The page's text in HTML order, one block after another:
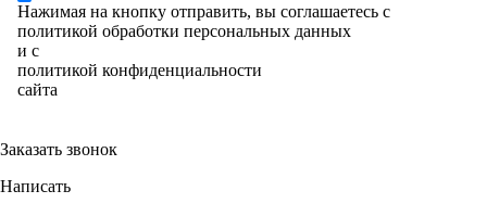
Нажимая на кнопку отправить, вы соглашаетесь с
политикой обработки персональных данных
и с
политикой конфиденциальности
сайта
Заказать звонок
Написать